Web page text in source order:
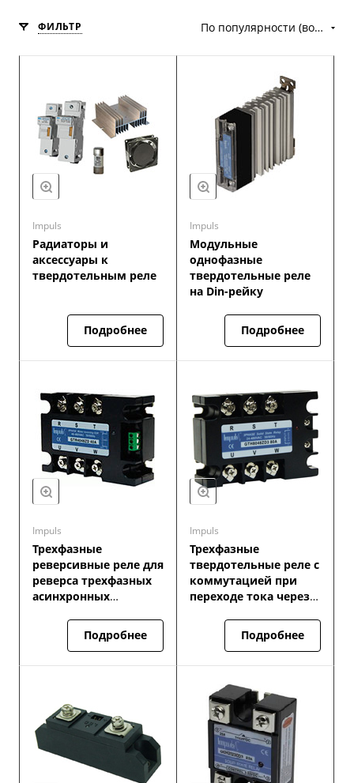
ФИЛЬТР По популярности (возрастание)
Impuls
Радиаторы и
аксессуары к
твердотельным реле
Подробнее
Impuls
Модульные
однофазные
твердотельные реле
на Din-рейку
Подробнее
Impuls
Трехфазные
реверсивные реле для
реверса трехфазных
асинхронных
Подробнее
Impuls
Трехфазные
твердотельные реле с
коммутацией при
переходе тока через
Подробнее